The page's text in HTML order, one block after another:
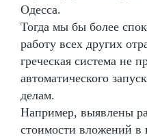
Одесса.
Тогда мы бы более
работу всех других
греческая система не
автоматического
делам.
Например, выявлены
стоимости вложений в